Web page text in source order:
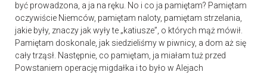
być prowadzona, a ja na ręku. No i co ja pamiętam? Pamiętam
oczywiście Niemców, pamiętam naloty, pamiętam strzelania,
jakie były, znaczy jak wyły te „katiusze”, o których mąż mówił.
Pamiętam doskonale, jak siedzieliśmy w piwnicy, a dom aż się
cały trząsł. Następnie, co pamiętam, ja miałam tuż przed
Powstaniem operację migdałka i to było w Alejach